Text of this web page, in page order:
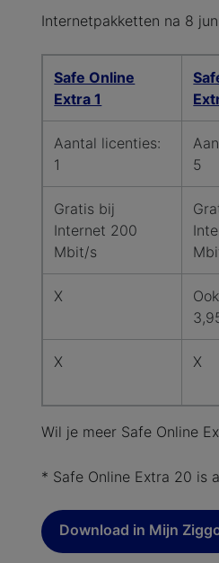
Internetpakketten na 8
Safe Online
Extra 1
Aantal licenties:
1
5
Gratis bij
Internet 200
Mbit/s
X
X X
Wil je meer Safe Online
* Safe Online Extra 20 is
Download in Mijn